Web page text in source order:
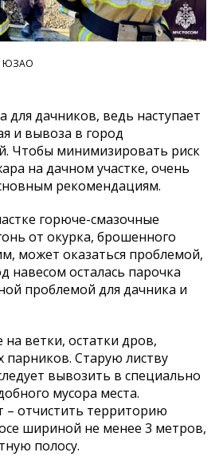
ЮЗАО
для дачников, ведь наступает
и вывоза в город
Чтобы минимизировать риск
на дачном участке, очень
рекомендациям.
горюче-смазочные
от окурка, брошенного
может оказаться проблемой,
навесом осталась парочка
проблемой для дачника и
ветки, остатки дров,
парников. Старую листву
вывозить в специально
мусора места.
отчистить территорию
шириной не менее 3 метров,
полосу.